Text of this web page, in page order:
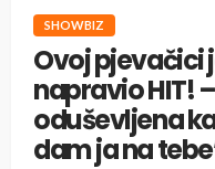
SHOWBIZ
Ovoj pjevačici
napravio HIT!
oduševljena
dam ja na